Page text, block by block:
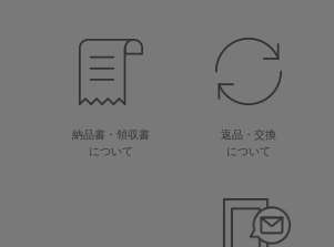
納品書・領収書
について
返品・交換
について